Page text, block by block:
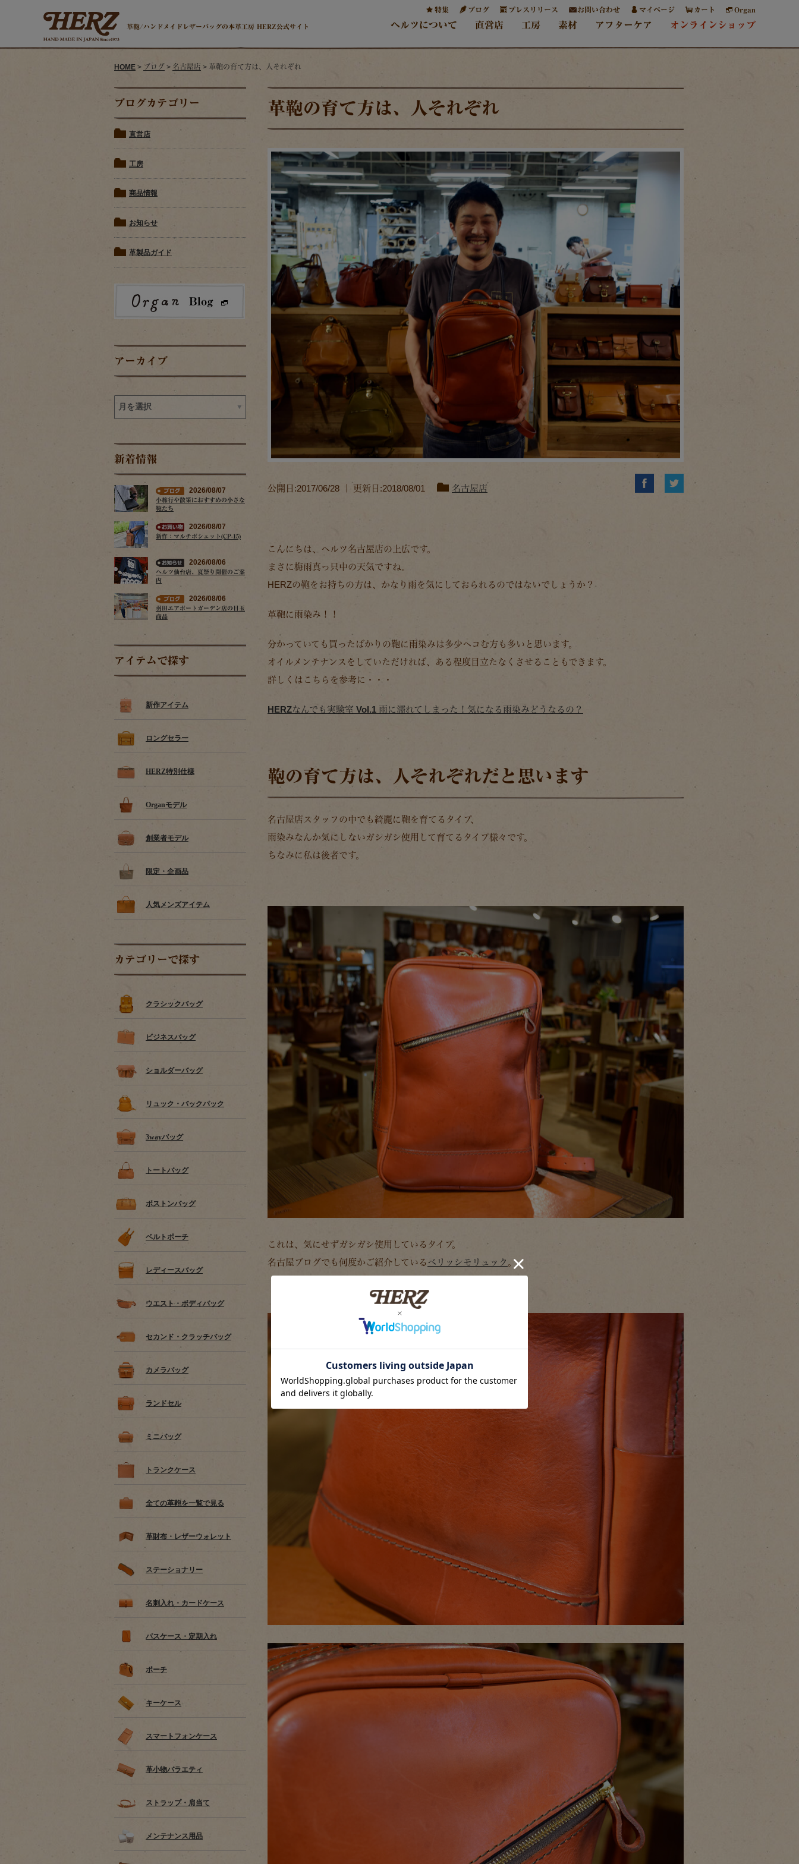
革鞄/ハンドメイドレザーバッグの本革工房 HERZ公式サイト
特集 ブログ プレスリリース お問い合わせ マイページ カート Organ
ヘルツについて 直営店 工房 素材 アフターケア オンラインショップ
HOME > ブログ > 名古屋店 > 革鞄の育て方は、人それぞれ
ブログカテゴリー
直営店
工房
商品情報
お知らせ
革製品ガイド
アーカイブ
新着情報
2026/08/07
小旅行や散策におすすめの小さな
鞄たち
2026/08/07
新作：マルチポシェット(CP-15)
2026/08/06
ヘルツ仙台店、夏祭り開催のご案
内
2026/08/06
羽田エアポートガーデン店の目玉
商品
アイテムで探す
新作アイテム
ロングセラー
HERZ特別仕様
Organモデル
創業者モデル
限定・企画品
人気メンズアイテム
カテゴリーで探す
クラシックバッグ
ビジネスバッグ
ショルダーバッグ
リュック・バックパック
3wayバッグ
トートバッグ
ボストンバッグ
ベルトポーチ
レディースバッグ
ウエスト・ボディバッグ
セカンド・クラッチバッグ
カメラバッグ
ランドセル
ミニバッグ
トランクケース
全ての革鞄を一覧で見る
革財布・レザーウォレット
ステーショナリー
名刺入れ・カードケース
パスケース・定期入れ
ポーチ
キーケース
スマートフォンケース
革小物バラエティ
ストラップ・肩当て
メンテナンス用品
革鞄の育て方は、人それぞれ
公開日:2017/06/28 ｜ 更新日:2018/08/01 名古屋店
こんにちは、ヘルツ名古屋店の上広です。
まさに梅雨真っ只中の天気ですね。
HERZの鞄をお持ちの方は、かなり雨を気にしておられるのではないでしょうか？
革鞄に雨染み！！
分かっていても買ったばかりの鞄に雨染みは多少ヘコむ方も多いと思います。
オイルメンテナンスをしていただければ、ある程度目立たなくさせることもできます。
詳しくはこちらを参考に・・・
HERZなんでも実験室 Vol.1 雨に濡れてしまった！気になる雨染みどうなるの？
鞄の育て方は、人それぞれだと思います
名古屋店スタッフの中でも綺麗に鞄を育てるタイプ、
雨染みなんか気にしないガシガシ使用して育てるタイプ様々です。
ちなみに私は後者です。
これは、気にせずガシガシ使用しているタイプ。
名古屋ブログでも何度かご紹介している ベリッシモリュック 。